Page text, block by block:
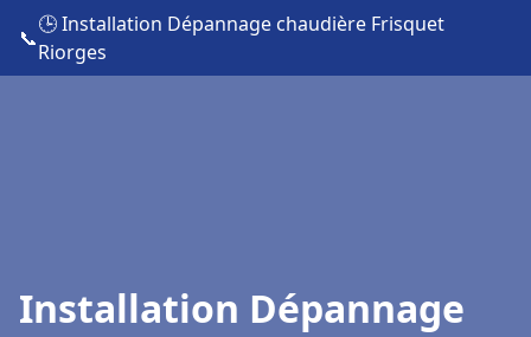
📞
🕒 Installation Dépannage chaudière Frisquet
Riorges
Installation Dépannage